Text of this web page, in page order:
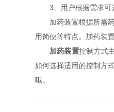
3、用户根据需求可选
加药装置根据所需药
用简便等特点。加药装
加药装置控制方式
如何选择适用的控制方
哦。